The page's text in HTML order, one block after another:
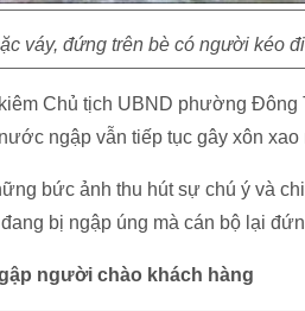
váy, đứng trên bè có người kéo
Chủ tịch UBND phường
ngập vẫn tiếp tục gây xôn xao
bức ảnh thu hút sự chú ý và
bị ngập úng mà cán bộ lại
người chào khách hàng